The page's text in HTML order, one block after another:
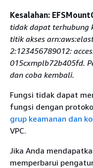
Kesalahan:
tidak dapat terhubung
titik akses
2:123456789012:
015cxmplb72b405fd.
dan coba kembali.
Fungsi tidak dapat
fungsi dengan
grup keamanan dan
VPC.
Jika Anda
memperbarui